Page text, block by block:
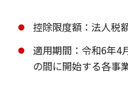
控除限度額：法人税
適用期間：令和6年4
の間に開始する各事